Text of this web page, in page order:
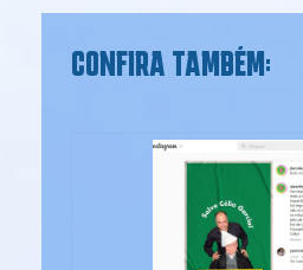
CONFIRA TAMBÉM: